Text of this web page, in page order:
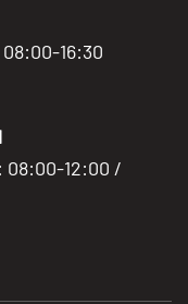
16:30
08:00-12:00 /